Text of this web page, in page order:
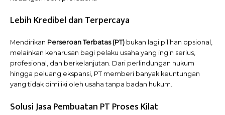
Lebih Kredibel dan Terpercaya
Mendirikan Perseroan Terbatas (PT) bukan lagi pilihan opsional,
melainkan keharusan bagi pelaku usaha yang ingin serius,
profesional, dan berkelanjutan. Dari perlindungan hukum
hingga peluang ekspansi, PT memberi banyak keuntungan
yang tidak dimiliki oleh usaha tanpa badan hukum.
Solusi Jasa Pembuatan PT Proses Kilat